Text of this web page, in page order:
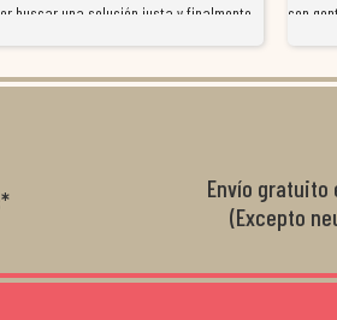
buscar una solución justa y finalmente
me ofrecieron unas condiciones de
con
el
sitio.
Envío
(Excepto